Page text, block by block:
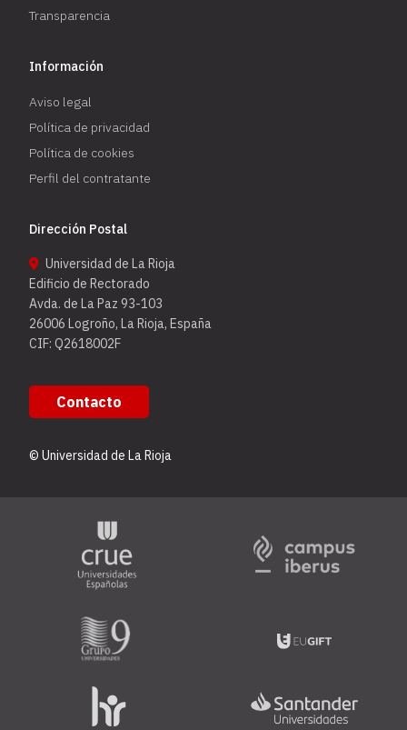
Transparencia
Información
Aviso legal
Política de privacidad
Política de cookies
Perfil del contratante
Dirección Postal
Universidad de La Rioja
Edificio de Rectorado
Avda. de La Paz 93-103
26006 Logroño, La Rioja, España
CIF: Q2618002F
Contacto
© Universidad de La Rioja